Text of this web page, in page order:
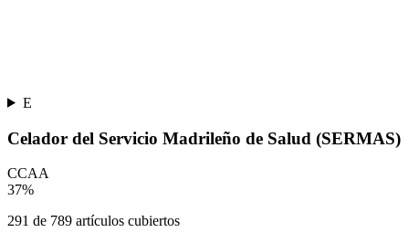
E
Celador del Servicio Madrileño de Salud (SERMAS)
CCAA
37%
291 de 789 artículos cubiertos